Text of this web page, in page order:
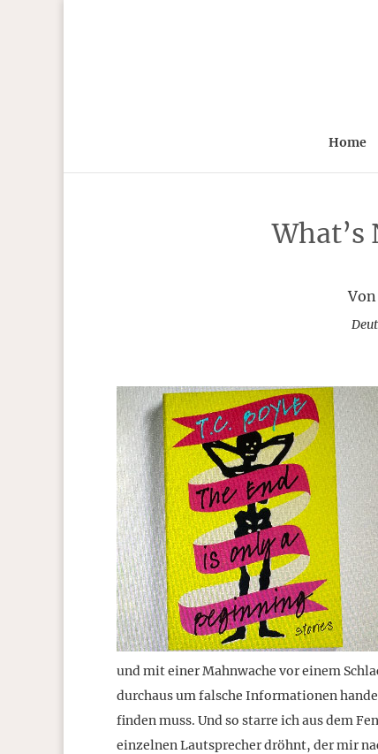
Home
What’s
und mit einer Mahnwache vor einem
durchaus um falsche Informationen
finden muss. Und so starre ich aus dem
einzelnen Lautsprecher dröhnt, der mir